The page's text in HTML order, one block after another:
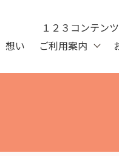
想い ご利用案内
１２３コンテンツ